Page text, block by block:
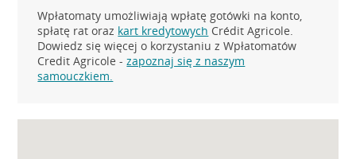
Wpłatomaty umożliwiają wpłatę gotówki na konto,
spłatę rat oraz kart kredytowych Crédit Agricole.
Dowiedz się więcej o korzystaniu z Wpłatomatów
Credit Agricole -zapoznaj się z naszym
samouczkiem.